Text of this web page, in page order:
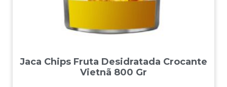
Jaca Chips Fruta Desidratada Crocante
Vietnã 800 Gr